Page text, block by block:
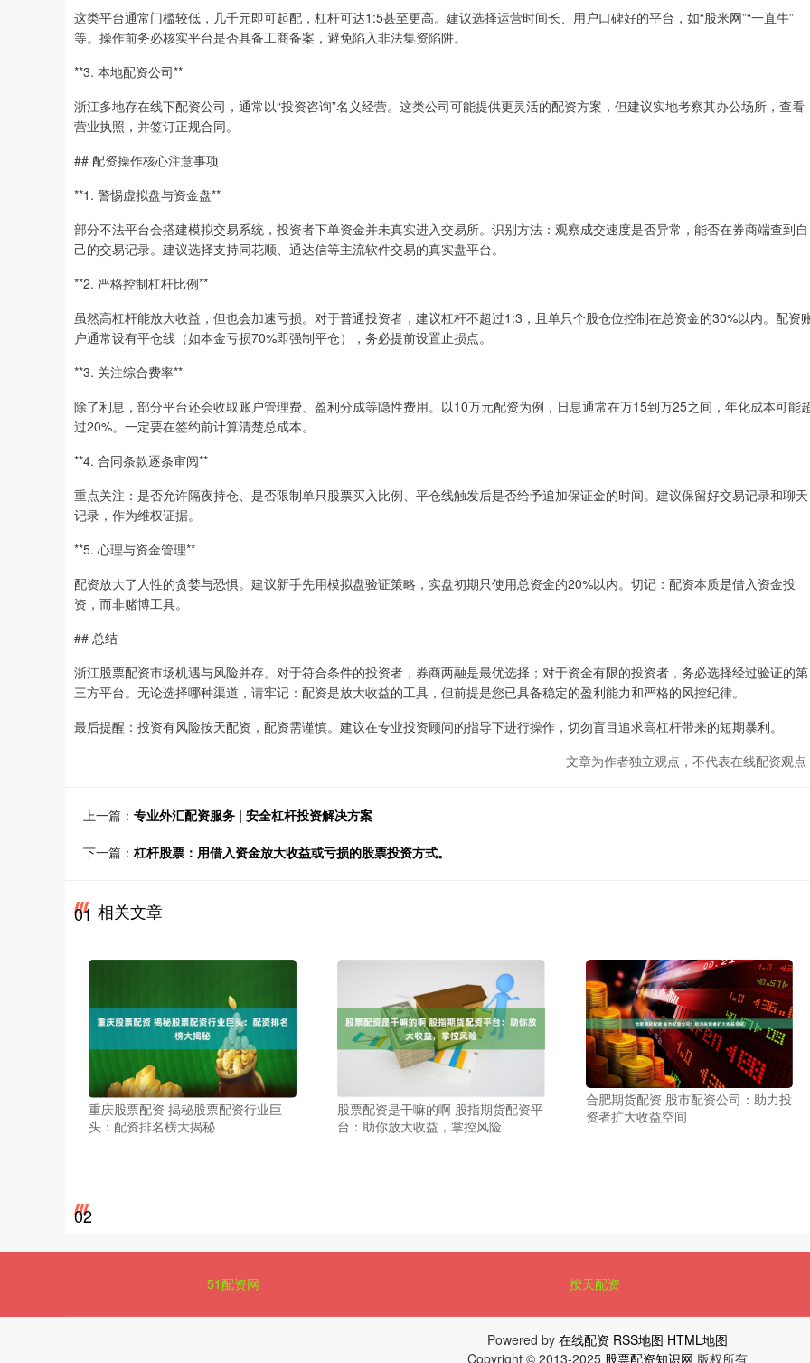
这类平台通常门槛较低，几千元即可起配，杠杆可达1:5甚至更高。建议选择运营时间长、用户口碑好的平台，如“股米网”“一直牛”
等。操作前务必核实平台是否具备工商备案，避免陷入非法集资陷阱。
**3. 本地配资公司**
浙江多地存在线下配资公司，通常以“投资咨询”名义经营。这类公司可能提供更灵活的配资方案，但建议实地考察其办公场所，查看
营业执照，并签订正规合同。
## 配资操作核心注意事项
**1. 警惕虚拟盘与资金盘**
部分不法平台会搭建模拟交易系统，投资者下单资金并未真实进入交易所。识别方法：观察成交速度是否异常，能否在券商端查到自
己的交易记录。建议选择支持同花顺、通达信等主流软件交易的真实盘平台。
**2. 严格控制杠杆比例**
虽然高杠杆能放大收益，但也会加速亏损。对于普通投资者，建议杠杆不超过1:3，且单只个股仓位控制在总资金的30%以内。配资
户通常设有平仓线（如本金亏损70%即强制平仓），务必提前设置止损点。
**3. 关注综合费率**
除了利息，部分平台还会收取账户管理费、盈利分成等隐性费用。以10万元配资为例，日息通常在万15到万25之间，年化成本可能
过20%。一定要在签约前计算清楚总成本。
**4. 合同条款逐条审阅**
重点关注：是否允许隔夜持仓、是否限制单只股票买入比例、平仓线触发后是否给予追加保证金的时间。建议保留好交易记录和聊天
记录，作为维权证据。
**5. 心理与资金管理**
配资放大了人性的贪婪与恐惧。建议新手先用模拟盘验证策略，实盘初期只使用总资金的20%以内。切记：配资本质是借入资金投
资，而非赌博工具。
## 总结
浙江股票配资市场机遇与风险并存。对于符合条件的投资者，券商两融是最优选择；对于资金有限的投资者，务必选择经过验证的第
三方平台。无论选择哪种渠道，请牢记：配资是放大收益的工具，但前提是您已具备稳定的盈利能力和严格的风控纪律。
最后提醒：投资有风险按天配资，配资需谨慎。建议在专业投资顾问的指导下进行操作，切勿盲目追求高杠杆带来的短期暴利。
文章为作者独立观点，不代表在线配资观点
上一篇： 专业外汇配资服务 | 安全杠杆投资解决方案
下一篇： 杠杆股票：用借入资金放大收益或亏损的股票投资方式。
01 相关文章
重庆股票配资 揭秘股票配资行业巨
头：配资排名榜大揭秘
股票配资是干嘛的啊 股指期货配资平
台：助你放大收益，掌控风险
合肥期货配资 股市配资公司：助力投
资者扩大收益空间
02
51配资网 按天配资
Powered by 在线配资 RSS地图 HTML地图
Copyright © 2013-2025 股票配资知识网 版权所有